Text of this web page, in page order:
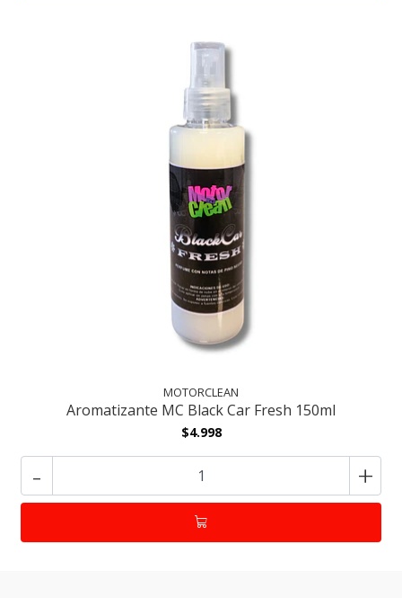
MOTORCLEAN
Aromatizante MC Black Car Fresh 150ml
$4.998
- +